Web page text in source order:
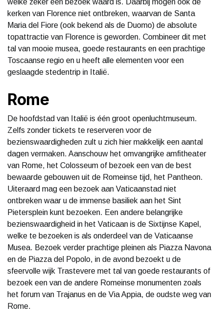
kerken van Florence niet ontbreken, waarvan de Santa
Maria del Fiore (ook bekend als de Duomo) de absolute
topattractie van Florence is geworden. Combineer dit met
tal van mooie musea, goede restaurants en een prachtige
Toscaanse regio en u heeft alle elementen voor een
geslaagde stedentrip in Italië.
Rome
De hoofdstad van Italië is één groot openluchtmuseum.
Zelfs zonder tickets te reserveren voor de
bezienswaardigheden zult u zich hier makkelijk een aantal
dagen vermaken. Aanschouw het omvangrijke amfitheater
van Rome, het Colosseum of bezoek een van de best
bewaarde gebouwen uit de Romeinse tijd, het Pantheon.
Uiteraard mag een bezoek aan Vaticaanstad niet
ontbreken waar u de immense basiliek aan het Sint
Pietersplein kunt bezoeken. Een andere belangrijke
bezienswaardigheid in het Vaticaan is de Sixtijnse Kapel,
welke te bezoeken is als onderdeel van de Vaticaanse
Musea. Bezoek verder prachtige pleinen als Piazza Navona
en de Piazza del Popolo, in de avond bezoekt u de
sfeervolle wijk Trastevere met tal van goede restaurants of
bezoek een van de andere Romeinse monumenten zoals
het forum van Trajanus en de Via Appia, de oudste weg van
Rome.